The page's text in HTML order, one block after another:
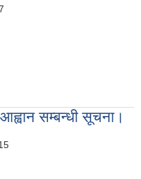
दरभाउपत्र आह्वान सम्बन्धी
सम्बन्धी सूचना।